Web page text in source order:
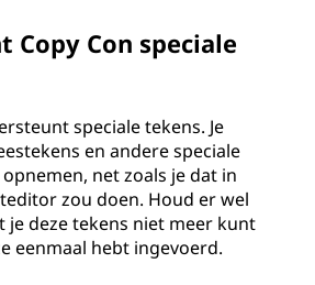
Copy Con speciale
speciale tekens. Je
en andere speciale
net zoals je dat in
zou doen. Houd er wel
je deze tekens niet meer kunt
eenmaal hebt ingevoerd.